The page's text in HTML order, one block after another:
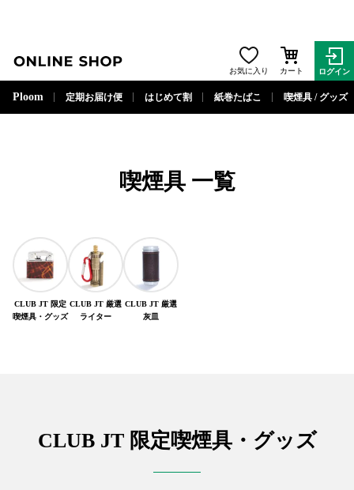
お気に入り カート ログイン
Ploom 定期お届け便 はじめて割 紙巻たばこ 喫煙具 / グッズ
喫煙具 一覧
CLUB JT 限定
喫煙具・グッズ
CLUB JT 厳選
ライター
CLUB JT 厳選
灰皿
CLUB JT 限定喫煙具・グッズ
閉じる